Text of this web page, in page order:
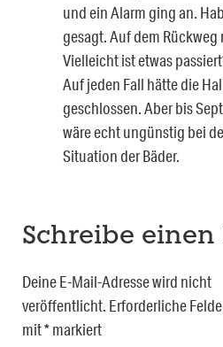
und ein Alarm ging an.
gesagt. Auf dem Rückweg
Vielleicht ist etwas
Auf jeden Fall hätte die
geschlossen. Aber bis
wäre echt ungünstig bei
Situation der Bäder.
Schreibe
Deine E-Mail-Adresse wird nicht
veröffentlicht. Erforderliche
mit*markiert